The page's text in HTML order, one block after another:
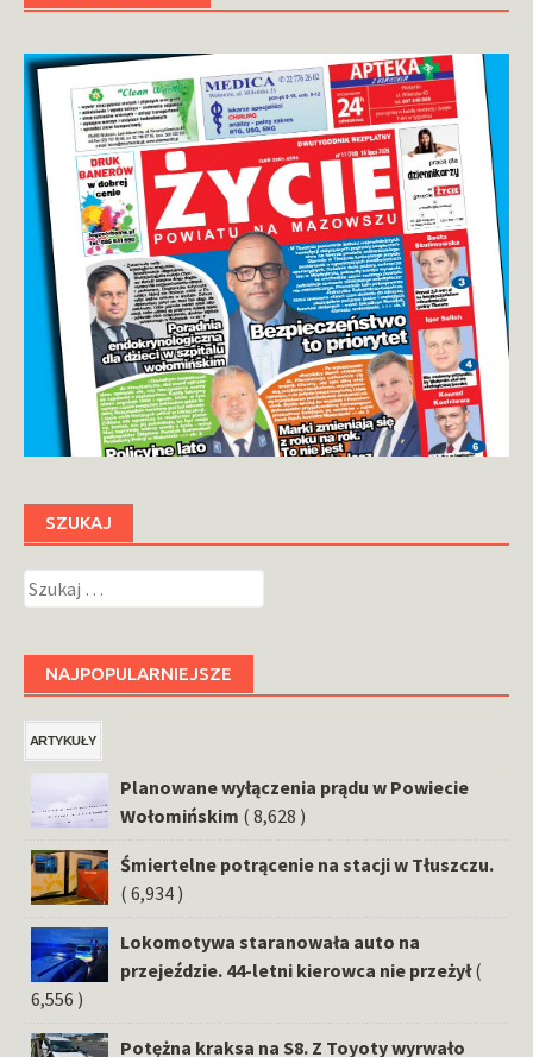
SZUKAJ
Szukaj:
NAJPOPULARNIEJSZE
ARTYKUŁY
Planowane wyłączenia prądu w Powiecie
Wołomińskim ( 8,628 )
Śmiertelne potrącenie na stacji w Tłuszczu.
( 6,934 )
Lokomotywa staranowała auto na
przejeździe. 44-letni kierowca nie przeżył (
6,556 )
Potężna kraksa na S8. Z Toyoty wyrwało